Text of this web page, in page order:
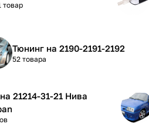
товар
Тюнинг на 2190-2191-2192
52 товара
Нива